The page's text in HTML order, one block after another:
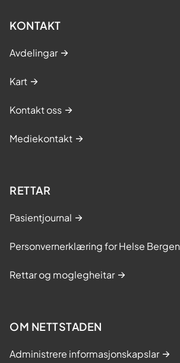
KONTAKT
Avdelingar
Kart
Kontakt oss
Mediekontakt
RETTAR
Pasientjournal
Personvernerklæring for Helse Bergen
Rettar og moglegheitar
OM NETTSTADEN
Administrere informasjonskapslar